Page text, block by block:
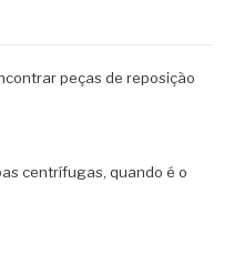
peças de reposição
centrífugas, quando é o